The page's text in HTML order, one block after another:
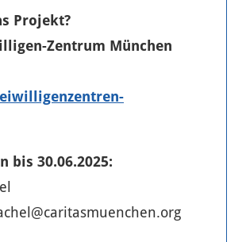
Projekt?
Zentrum München
bis 30.06.2025: